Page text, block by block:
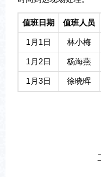
值班日期 值班人员
1月1日 林小梅
1月2日 杨海燕
1月3日 徐晓晖
工商管